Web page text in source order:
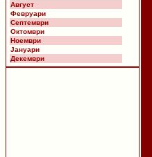
Август
Февруари
Септември
Октомври
Ноември
Јануари
Декември